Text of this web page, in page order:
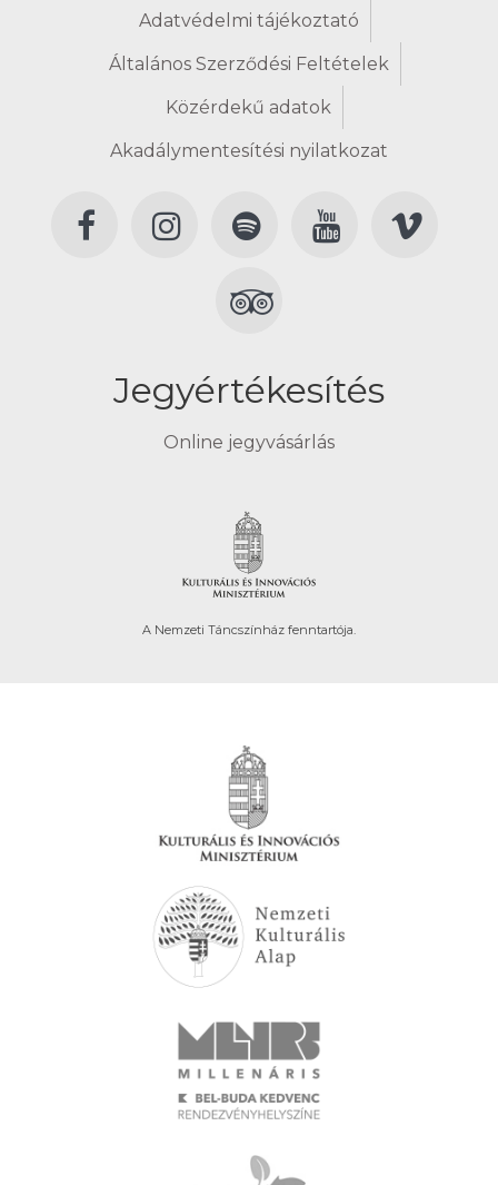
Adatvédelmi tájékoztató
Általános Szerződési Feltételek
Közérdekű adatok
Akadálymentesítési nyilatkozat
Jegyértékesítés
Online jegyvásárlás
A Nemzeti Táncszínház fenntartója.